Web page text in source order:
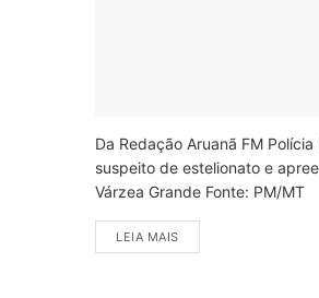
Da Redação Aruanã FM
suspeito de estelionato e
Várzea Grande Fonte: PM/MT
LEIA MAIS